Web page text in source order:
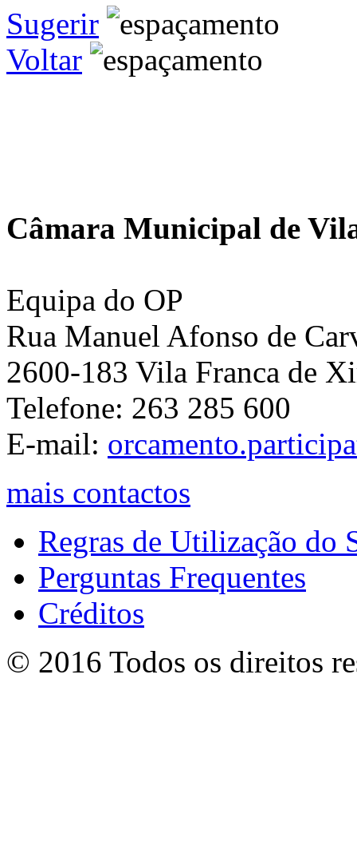
Sugerir
Voltar
Câmara Municipal de
Equipa do OP
Rua Manuel Afonso de
2600-183 Vila Franca de
Telefone: 263 285 600
E-mail:
mais contactos
Regras de Utilização do
Perguntas Frequentes
Créditos
© 2016 Todos os direitos